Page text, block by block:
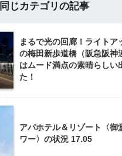
同じカテゴリの記事
まるで光の回廊！ライトア
の梅田新歩道橋（阪急阪神
はムード満点の素晴らしい
た！
アパホテル＆リゾート〈御
ワー〉の状況 17.05